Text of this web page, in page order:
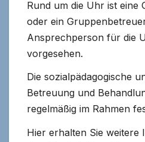
Rund um die Uhr ist eine
oder ein
Ansprechperson für die
vorgesehen.
Die sozialpädagogische
Betreuung und
regelmäßig im Rahmen
Hier erhalten Sie weitere